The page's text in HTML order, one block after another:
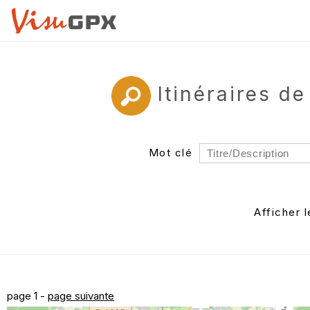
Itinéraires de
Mot clé
Auteur
Afficher
page 1 - page suivante